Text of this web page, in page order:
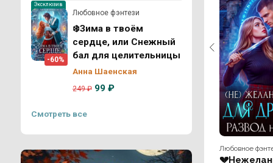
Эксклюзив
-60%
Любовное фэнтези
❄️Зима в твоём
сердце, или Снежный
бал для целительницы
Анна Шаенская
249 ₽ 99 ₽
Смотреть все
Любовное